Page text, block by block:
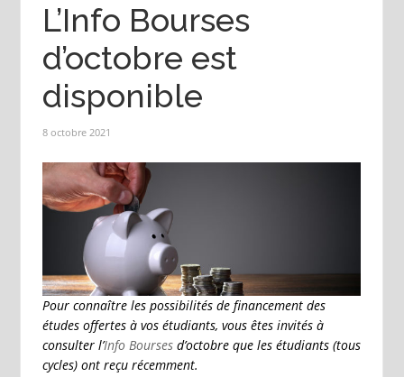
L’Info Bourses
d’octobre est
disponible
8 octobre 2021
Pour connaître les possibilités de financement des
études offertes à vos étudiants, vous êtes invités à
consulter l’Info Boursesd’octobre que les étudiants (tous
cycles) ont reçu récemment.